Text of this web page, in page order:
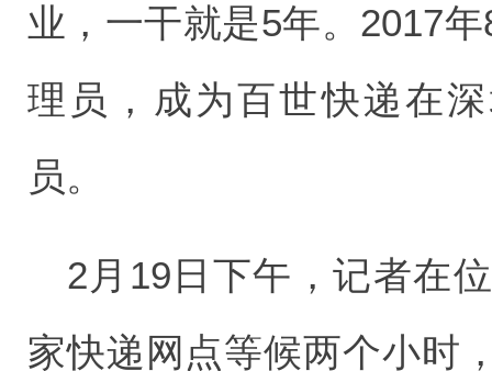
业，一干就是5年。2017
理员，成为百世快递在
员。
2月19日下午，记者在
家快递网点等候两个小时